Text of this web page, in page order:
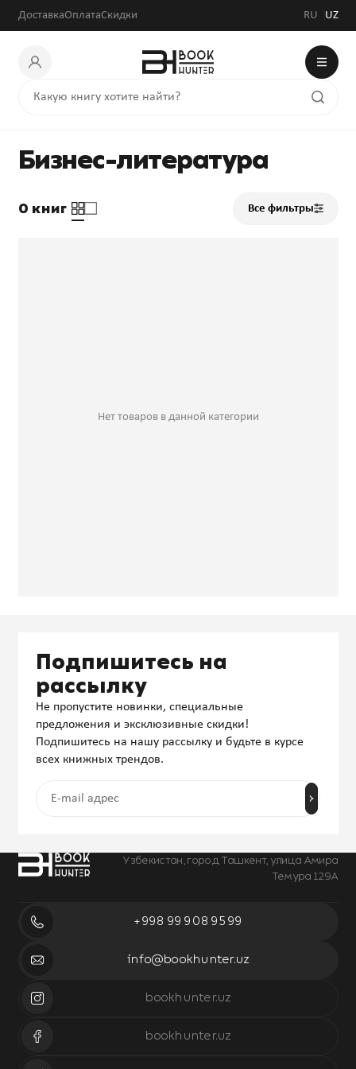
ДоставкаОплатаСкидки RU UZ
Бизнес-литература
0 книг Все фильтры
Нет товаров в данной категории
Узбекистан, город Ташкент, улица Амира
Темура 129А
+998 99 908 95 99
info@bookhunter.uz
bookhunter.uz
bookhunter.uz
Подпишитесь на
рассылку
Не пропустите новинки, специальные
предложения и эксклюзивные скидки!
Подпишитесь на нашу рассылку и будьте в курсе
всех книжных трендов.